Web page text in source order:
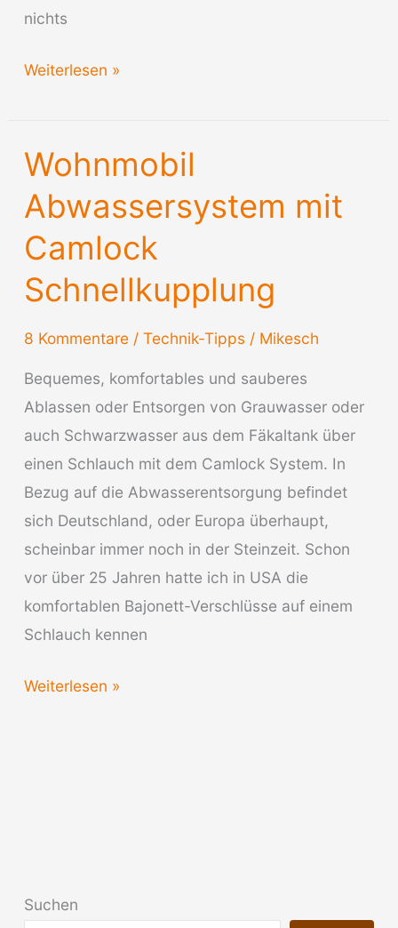
nichts
Billige
Wasserschaden
Weiterlesen »
Wohnmobil
Abwassersystem mit
Camlock
Schnellkupplung
8 Kommentare / Technik-Tipps/ Mikesch
Bequemes, komfortables und sauberes
Ablassen oder Entsorgen von Grauwasser oder
auch Schwarzwasser aus dem Fäkaltank über
einen Schlauch mit dem Camlock System. In
Bezug auf die Abwasserentsorgung befindet
sich Deutschland, oder Europa überhaupt,
scheinbar immer noch in der Steinzeit. Schon
vor über 25 Jahren hatte ich in USA die
komfortablen Bajonett-Verschlüsse auf einem
Schlauch kennen
Wohnmobil
Weiterlesen »
Suchen